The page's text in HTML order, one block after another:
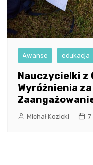
Awanse edukacja
Nauczycielki z
Wyróżnienia za
Michał Kozicki 7